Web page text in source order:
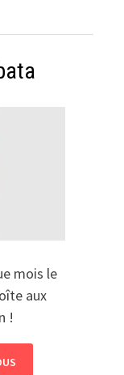
mois le
aux
!